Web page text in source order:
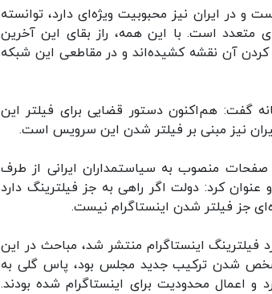
و در ایران نیز محبوبیت ویژه‌ای دارد، توانسته
متعدد است. با این همه، راز بقای این آخرین
کردن آن نقشه کشیده‌اند و در مقاطعی این شبکه
گفت: هم‌اکنون دستور قضایی برای فیلتر این
نیز مبنی بر فیلتر شدن این سرویس است.
چند صفحه از صفحات منصوب به سیاستمداران ایرانی از طرف
کرد: دولت اگر راهی به جز فیلترینگ دارد
جز فیلتر شدن اینستاگرام نیست.
قضائیه در مورد فیلترینگ اینستاگرام منتشر شد، مباحث در این
مشخص شدن ترکیب جدید مجلس بود، پاس گلی به
و اعمال محدودیت برای اینستاگرام شده بودند.